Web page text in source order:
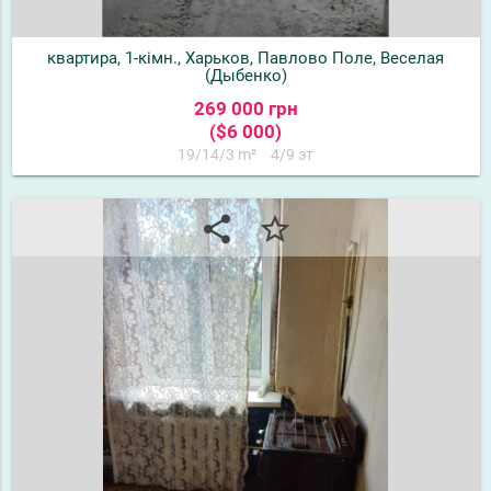
квартира, 1-кімн., Харьков, Павлово Поле, Веселая
(Дыбенко)
269 000 грн
($6 000)
19/14/3 m² 4/9 эт
share star_border